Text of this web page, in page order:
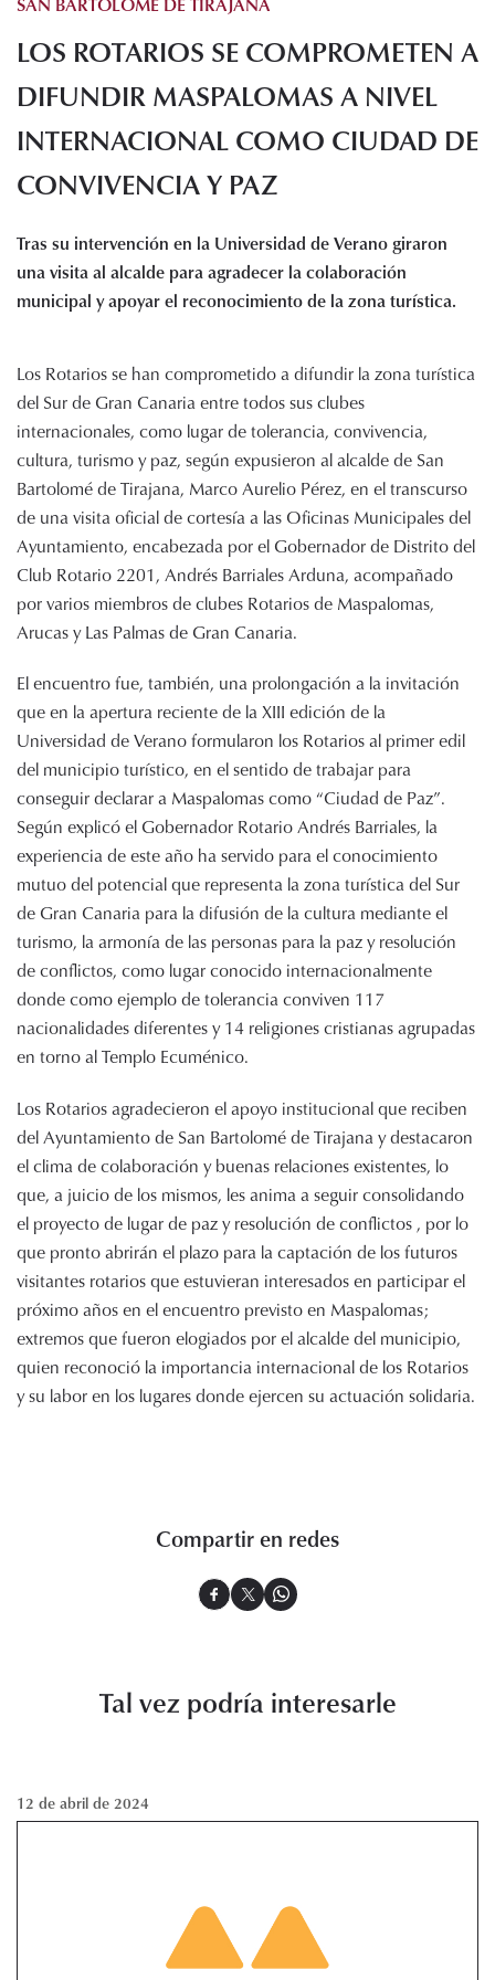
Servicios
Noticias
Recursos
Enlaces de interés
Audiovisuales
Transparencia
Sede electrónica
LOS ROTARIOS SE COMPROMETEN A
DIFUNDIR MASPALOMAS A NIVEL
INTERNACIONAL COMO CIUDAD DE
CONVIVENCIA Y PAZ
Tras su intervención en la Universidad de Verano giraron
una visita al alcalde para agradecer la colaboración
municipal y apoyar el reconocimiento de la zona turística.
Los Rotarios se han comprometido a difundir la zona turística
del Sur de Gran Canaria entre todos sus clubes
internacionales, como lugar de tolerancia, convivencia,
cultura, turismo y paz, según expusieron al alcalde de San
Bartolomé de Tirajana, Marco Aurelio Pérez, en el transcurso
de una visita oficial de cortesía a las Oficinas Municipales del
Ayuntamiento, encabezada por el Gobernador de Distrito del
Club Rotario 2201, Andrés Barriales Arduna, acompañado
por varios miembros de clubes Rotarios de Maspalomas,
Arucas y Las Palmas de Gran Canaria.
El encuentro fue, también, una prolongación a la invitación
que en la apertura reciente de la XIII edición de la
Universidad de Verano formularon los Rotarios al primer edil
del municipio turístico, en el sentido de trabajar para
conseguir declarar a Maspalomas como “Ciudad de Paz”.
Según explicó el Gobernador Rotario Andrés Barriales, la
experiencia de este año ha servido para el conocimiento
mutuo del potencial que representa la zona turística del Sur
de Gran Canaria para la difusión de la cultura mediante el
turismo, la armonía de las personas para la paz y resolución
de conflictos, como lugar conocido internacionalmente
donde como ejemplo de tolerancia conviven 117
nacionalidades diferentes y 14 religiones cristianas agrupadas
en torno al Templo Ecuménico.
Los Rotarios agradecieron el apoyo institucional que reciben
del Ayuntamiento de San Bartolomé de Tirajana y destacaron
el clima de colaboración y buenas relaciones existentes, lo
que, a juicio de los mismos, les anima a seguir consolidando
el proyecto de lugar de paz y resolución de conflictos , por lo
que pronto abrirán el plazo para la captación de los futuros
visitantes rotarios que estuvieran interesados en participar el
próximo años en el encuentro previsto en Maspalomas;
extremos que fueron elogiados por el alcalde del municipio,
quien reconoció la importancia internacional de los Rotarios
y su labor en los lugares donde ejercen su actuación solidaria.
Compartir en redes
Tal vez podría interesarle
12 de abril de 2024